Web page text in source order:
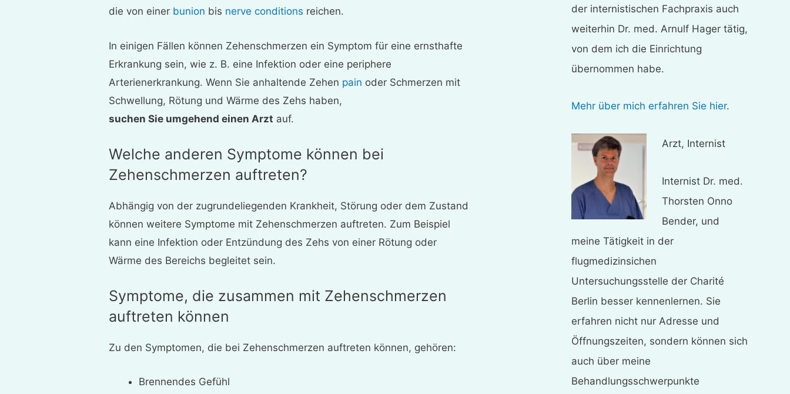
die von einer bunion bis nerve conditions reichen.
In einigen Fällen können Zehenschmerzen ein Symptom für eine ernsthafte
Erkrankung sein, wie z. B. eine Infektion oder eine periphere
Arterienerkrankung. Wenn Sie anhaltende Zehen pain oder Schmerzen mit
Schwellung, Rötung und Wärme des Zehs haben,
suchen Sie umgehend einen Arzt auf.
Welche anderen Symptome können bei
Zehenschmerzen auftreten?
Abhängig von der zugrundeliegenden Krankheit, Störung oder dem Zustand
können weitere Symptome mit Zehenschmerzen auftreten. Zum Beispiel
kann eine Infektion oder Entzündung des Zehs von einer Rötung oder
Wärme des Bereichs begleitet sein.
Symptome, die zusammen mit Zehenschmerzen
auftreten können
Zu den Symptomen, die bei Zehenschmerzen auftreten können, gehören:
Brennendes Gefühl
der internistischen Fachpraxis auch
weiterhin Dr. med. Arnulf Hager tätig,
von dem ich die Einrichtung
übernommen habe.
Mehr über mich erfahren Sie hier.
Arzt, Internist
Internist Dr. med.
Thorsten Onno
Bender, und
meine Tätigkeit in der
flugmedizinsichen
Untersuchungsstelle der Charité
Berlin besser kennenlernen. Sie
erfahren nicht nur Adresse und
Öffnungszeiten, sondern können sich
auch über meine
Behandlungsschwerpunkte